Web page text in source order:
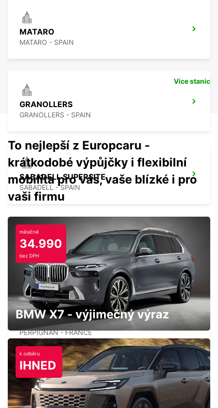
MATARO
MATARO - SPAIN
GRANOLLERS
GRANOLLERS - SPAIN
SABADELL SUPERSITE
SABADELL - SPAIN
PERPIGNAN ST CHARLES OPEN 2 12 25
PERPIGNAN - FRANCE
PERPIGNAN RAILWAY OPEN 2 12 25
PERPIGNAN - FRANCE
BARCELONA POBLENOU SUPERSITE
BARCELONA - SPAIN
Více stanic
To nejlepší z Europcaru -
krátkodobé výpůjčky i flexibilní
mobilita pro vás, vaše blízké i pro
vaši firmu
měsíčně
34.990
bez DPH
BMW X7 - výjimečný výraz
k odběru
IHNED